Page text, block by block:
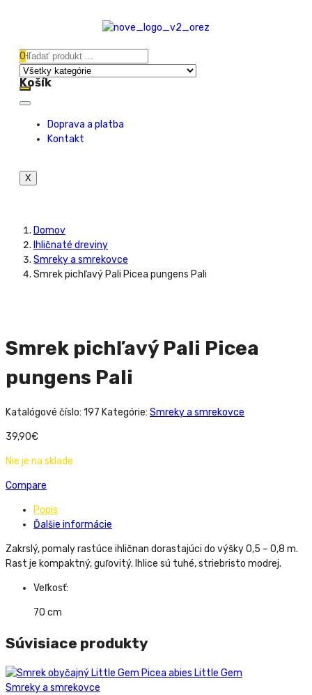
Doprava a platba
Kontakt
X
0
Košík
Domov
Ihličnaté dreviny
Smreky a smrekovce
Smrek pichľavý Pali Picea pungens Pali
Smrek pichľavý Pali Picea
pungens Pali
Katalógové číslo: 197 Kategórie: Smreky a smrekovce
39,90€
Nie je na sklade
Compare
Popis
Ďalšie informácie
Zakrslý, pomaly rastúce ihličnan dorastajúci do výšky 0,5 – 0,8 m.
Rast je kompaktný, guľovitý. Ihlice sú tuhé, striebristo modrej.
Veľkosť:
70 cm
Súvisiace produkty
Smreky a smrekovce